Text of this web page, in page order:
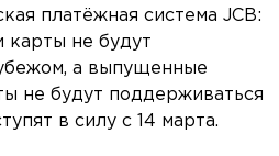
платёжная система JCB:
не будут
а выпущенные
не будут поддерживаться
в силу с 14 марта.